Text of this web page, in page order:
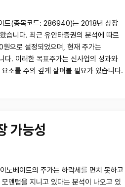
트(종목코드: 286940)는 2018년 상장
습니다. 최근 유안타증권의 분석에 따르
으로 설정되었으며, 현재 주가는
. 이러한 목표주가는 신사업의 성과와
소를 주의 깊게 살펴볼 필요가 있습니다.
가능성
노베이트의 주가는 하락세를 면치 못하고
멘텀을 지니고 있다는 분석이 나오고 있